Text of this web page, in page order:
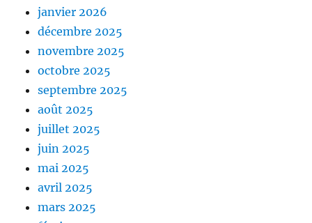
janvier 2026
décembre 2025
novembre 2025
octobre 2025
septembre 2025
août 2025
juillet 2025
juin 2025
mai 2025
avril 2025
mars 2025